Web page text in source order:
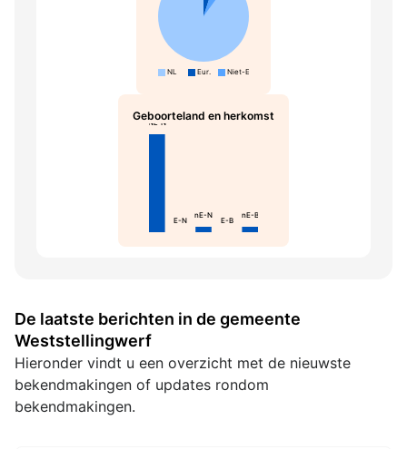
NL Eur. Niet-Eur.
Geboorteland en herkomst
NL-N
E-N
nE-N
E-B
nE-B
De laatste berichten in de gemeente
Weststellingwerf
Hieronder vindt u een overzicht met de nieuwste
bekendmakingen of updates rondom
bekendmakingen.